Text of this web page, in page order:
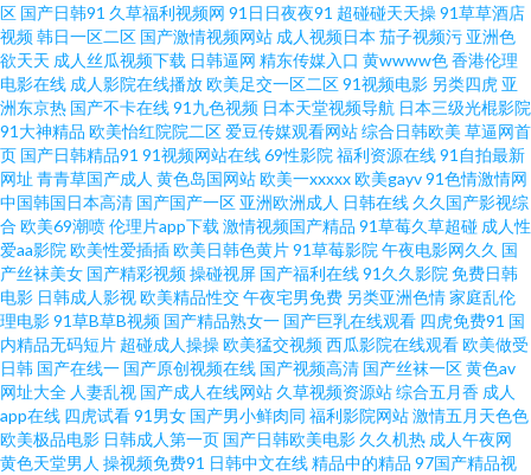
韩精品综合网 91福利区 成人免费视频网站 日韩天美七区12 91看斤 91在线网
页免费观看 91少妇网视频在线 久草99福利视频 伊人开心网221 国产久久精
品 色色日韩av 91视频线上网站 九热免费视频播放 91porn地址发布页 白虎爆
操91 欧美老女人 91tv视频 影音先锋AV小说资源 先锋资源av站 肏屄视频看看
人人摸人人爽av 91蝌蚪人妻九色 福利社老司机69 日韩肏屄精品视频 91社中
文字幕 久久成人网视频 伊人在线成人 超碰91第一页 日本黄色片子 91久久精
品视频 大香蕉伊人久久 日韩成人久久网站 影音先锋女同资源 国产精品久久
伊人 影音先锋AV小说资源 国产91AV在线播放 亚洲狼人窝 最新国产伊人久久
区 国产日韩91 久草福利视频网 91日日夜夜91 超碰碰天天操91草草酒店
视频韩日一区二区 国产激情视频网站 成人视频日本 茄子视频污 亚洲色
欲天天 成人丝瓜视频下载 日韩逼网 精东传媒入口 黄wwww色香港伦理
电影在线 成人影院在线播放欧美足交一区二区91视频电影 另类四虎 亚
洲东京热 国产不卡在线91九色视频 日本天堂视频导航 日本三级光棍影院
91大神精品 欧美怡红院院二区爱豆传媒观看网站综合日韩欧美 草逼网首
页 国产日韩精品91 91视频网站在线69性影院 福利资源在线91自拍最新
网址 青青草国产成人 黄色岛国网站欧美一xxxxx欧美gayv91色情激情网
中国韩国日本高清 国产国产一区 亚洲欧洲成人 日韩在线 久久国产影视综
合 欧美69潮喷伦理片app下载 激情视频国产精品 91草莓久草超碰 成人性
爱aa影院 欧美性爱插插欧美日韩色黄片91草莓影院 午夜电影网久久 国
产丝袜美女 国产精彩视频操碰视屏 国产福利在线91久久影院 免费日韩
电影 日韩成人影视欧美精品性交午夜宅男免费 另类亚洲色情家庭乱伦
理电影91草B草B视频 国产精品熟女一 国产巨乳在线观看 四虎免费91 国
内精品无码短片 超碰成人操操欧美猛交视频西瓜影院在线观看欧美做受
日韩 国产在线一 国产原创视频在线 国产视频高清 国产丝袜一区黄色av
网址大全 人妻乱视 国产成人在线网站 久草视频资源站综合五月香 成人
app在线 四虎试看91男女 国产男小鲜肉同 福利影院网站激情五月天色色
欧美极品电影 日韩成人第一页 国产日韩欧美电影 久久机热 成人午夜网
黄色天堂男人 操视频免费91 日韩中文在线精品中的精品 97国产精品视